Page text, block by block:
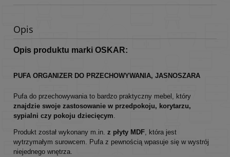
Opis
Opis produktu marki OSKAR:
PUFA ORGANIZER DO PRZECHOWYWANIA, JASNOSZARA
Pufa do przechowywania to bardzo praktyczny mebel, który
znajdzie swoje zastosowanie w przedpokoju, korytarzu,
sypialni czy pokoju dziecięcym
Produkt został wykonany m.in. z płyty MDF , która jest
wytrzymałym surowcem. Pufa z pewnością wpasuje się w wystrój
niejednego wnętrza.